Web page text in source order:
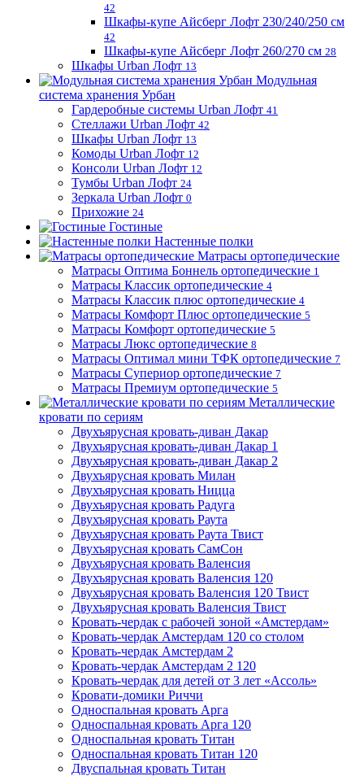
42
Шкафы-купе Айсберг Лофт 230/240/250 см
42
Шкафы-купе Айсберг Лофт 260/270 см 28
Шкафы Urban Лофт 13
Модульная
система хранения Урбан
Гардеробные системы Urban Лофт 41
Стеллажи Urban Лофт 42
Шкафы Urban Лофт 13
Комоды Urban Лофт 12
Консоли Urban Лофт 12
Тумбы Urban Лофт 24
Зеркала Urban Лофт 0
Прихожие 24
Гостиные
Настенные полки
Матрасы ортопедические
Матрасы Оптима Боннель ортопедические 1
Матрасы Классик ортопедические 4
Матрасы Классик плюс ортопедические 4
Матрасы Комфорт Плюс ортопедические 5
Матрасы Комфорт ортопедические 5
Матрасы Люкс ортопедические 8
Матрасы Оптимал мини ТФК ортопедические 7
Матрасы Супериор ортопедические 7
Матрасы Премиум ортопедические 5
Металлические
кровати по сериям
Двухъярусная кровать-диван Дакар
Двухъярусная кровать-диван Дакар 1
Двухъярусная кровать-диван Дакар 2
Двухъярусная кровать Милан
Двухъярусная кровать Ницца
Двухъярусная кровать Радуга
Двухъярусная кровать Раута
Двухъярусная кровать Раута Твист
Двухъярусная кровать СамСон
Двухъярусная кровать Валенсия
Двухъярусная кровать Валенсия 120
Двухъярусная кровать Валенсия 120 Твист
Двухъярусная кровать Валенсия Твист
Кровать-чердак с рабочей зоной «Амстердам»
Кровать-чердак Амстердам 120 со столом
Кровать-чердак Амстердам 2
Кровать-чердак Амстердам 2 120
Кровать-чердак для детей от 3 лет «Ассоль»
Кровати-домики Риччи
Односпальная кровать Арга
Односпальная кровать Арга 120
Односпальная кровать Титан
Односпальная кровать Титан 120
Двуспальная кровать Титан